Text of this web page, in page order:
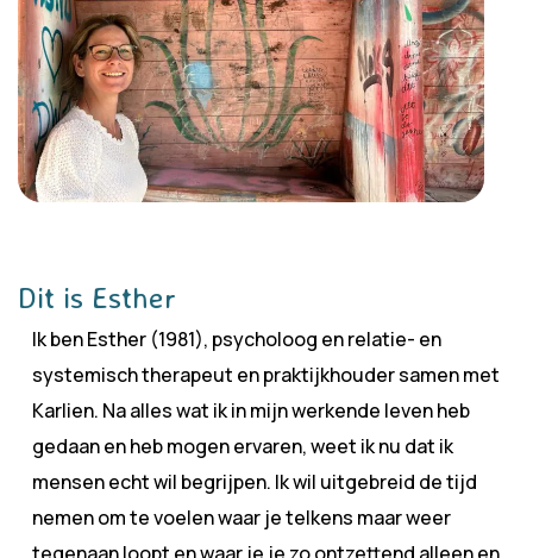
Dit is Esther
Ik ben Esther (1981), psycholoog en relatie- en
systemisch therapeut en praktijkhouder samen met
Karlien. Na alles wat ik in mijn werkende leven heb
gedaan en heb mogen ervaren, weet ik nu dat ik
mensen echt wil begrijpen. Ik wil uitgebreid de tijd
nemen om te voelen waar je telkens maar weer